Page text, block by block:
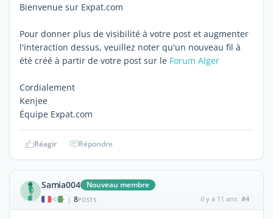
Bienvenue sur Expat.com
Pour donner plus de visibilité à votre post et augmenter
l'interaction dessus, veuillez noter qu'un nouveau fil à
été créé à partir de votre post sur le Forum Alger
Cordialement
Kenjee
Équipe Expat.com
Réagir Répondre
Samia004 Nouveau membre
| 8POSTS il y a 11 ans #4